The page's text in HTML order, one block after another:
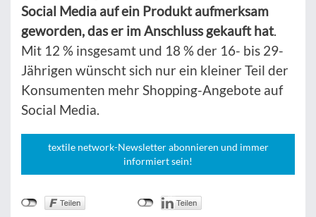
Social Media auf ein Produkt aufmerksam
geworden, das er im Anschluss gekauft hat.
Mit 12 % insgesamt und 18 % der 16- bis 29-
Jährigen wünscht sich nur ein kleiner Teil der
Konsumenten mehr Shopping-Angebote auf
Social Media.
textile network-Newsletter abonnieren und immer
informiert sein!